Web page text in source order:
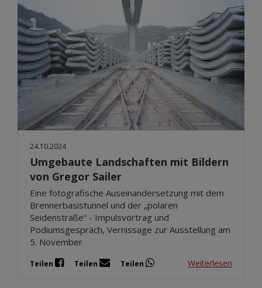
24.10.2024
Umgebaute Landschaften mit Bildern
von Gregor Sailer
Eine fotografische Auseinandersetzung mit dem
Brennerbasistunnel und der „polaren
Seidenstraße“ - Impulsvortrag und
Podiumsgespräch, Vernissage zur Ausstellung am
5. November
Teilen Teilen Teilen Weiterlesen